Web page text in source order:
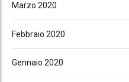
Marzo 2020
Febbraio 2020
Gennaio 2020